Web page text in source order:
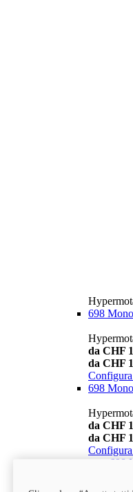
698 Mono
da CHF
da CHF
Configura
698
da CHF
da CHF
Configura
698